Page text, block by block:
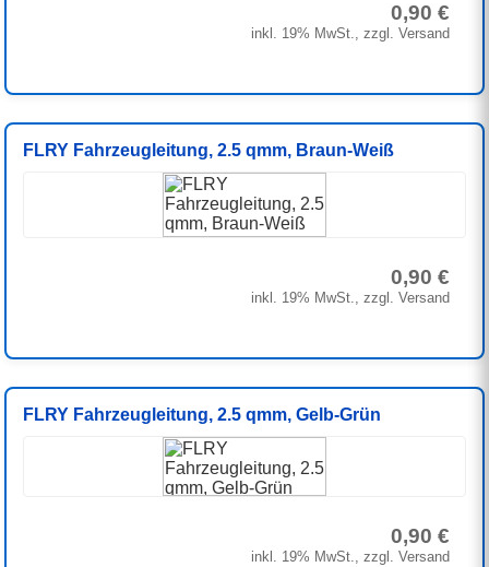
0,90 €
inkl. 19% MwSt., zzgl. Versand
FLRY Fahrzeugleitung, 2.5 qmm, Braun-Weiß
0,90 €
inkl. 19% MwSt., zzgl. Versand
FLRY Fahrzeugleitung, 2.5 qmm, Gelb-Grün
0,90 €
inkl. 19% MwSt., zzgl. Versand